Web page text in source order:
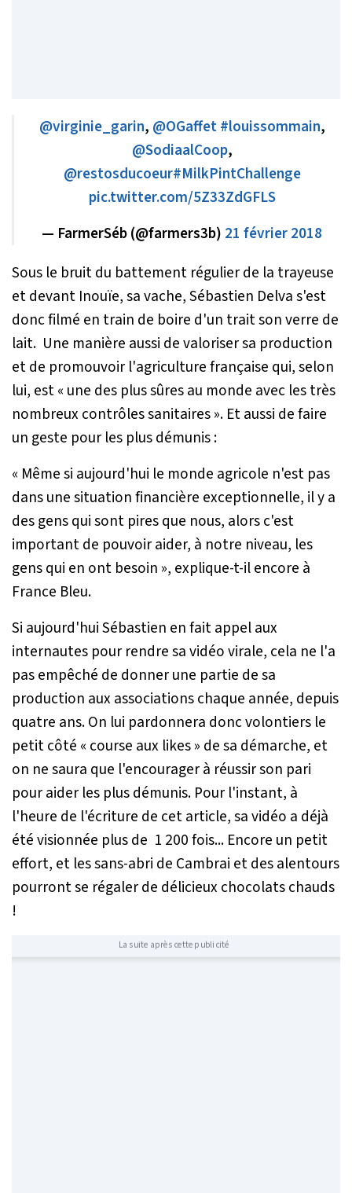
@virginie_garin, @OGaffet#louissommain,
@SodiaalCoop,
@restosducoeur#MilkPintChallenge
pic.twitter.com/5Z33ZdGFLS
— FarmerSéb (@farmers3b) 21 février 2018
Sous le bruit du battement régulier de la trayeuse
et devant Inouïe, sa vache, Sébastien Delva s'est
donc filmé en train de boire d'un trait son verre de
lait. Une manière aussi de valoriser sa production
et de promouvoir l'agriculture française qui, selon
lui, est « une des plus sûres au monde avec les très
nombreux contrôles sanitaires». Et aussi de faire
un geste pour les plus démunis :
« Même si aujourd'hui le monde agricole n'est pas
dans une situation financière exceptionnelle, il y a
des gens qui sont pires que nous, alors c'est
important de pouvoir aider, à notre niveau, les
gens qui en ont besoin », explique-t-il encore à
France Bleu.
Si aujourd'hui Sébastien en fait appel aux
internautes pour rendre sa vidéo virale, cela ne l'a
pas empêché de donner une partie de sa
production aux associations chaque année, depuis
quatre ans. On lui pardonnera donc volontiers le
petit côté « course aux likes » de sa démarche, et
on ne saura que l'encourager à réussir son pari
pour aider les plus démunis. Pour l'instant, à
l'heure de l'écriture de cet article, sa vidéo a déjà
été visionnée plus de 1 200 fois... Encore un petit
effort, et les sans-abri de Cambrai et des alentours
pourront se régaler de délicieux chocolats chauds
!
La suite après cette publicité